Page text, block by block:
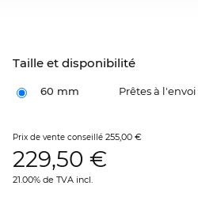
Taille et disponibilité
60 mm Prêtes à
Prix de vente conseillé 255,00 €
229,50 €
21.00% de TVA incl.